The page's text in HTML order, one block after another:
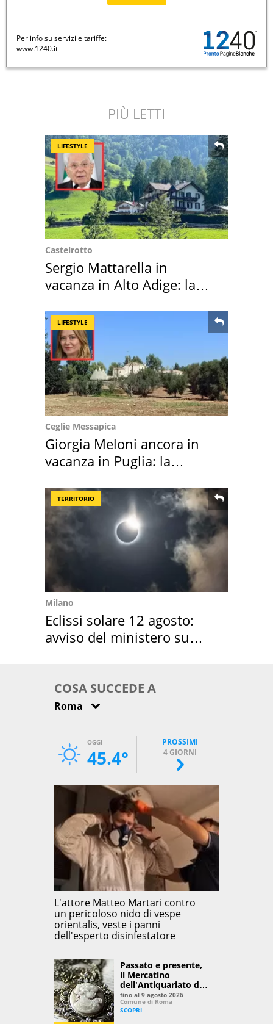
Per info su servizi e tariffe:
www.1240.it
PIÙ LETTI
LIFESTYLE
Castelrotto
Sergio Mattarella in
vacanza in Alto Adige: la
LIFESTYLE
Ceglie Messapica
Giorgia Meloni ancora in
vacanza in Puglia: la
TERRITORIO
Milano
Eclissi solare 12 agosto:
avviso del ministero su